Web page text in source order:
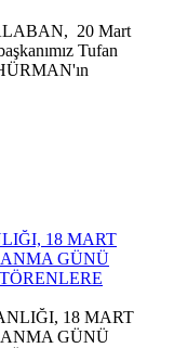
20 Mart
Tufan
18 MART
GÜNÜ